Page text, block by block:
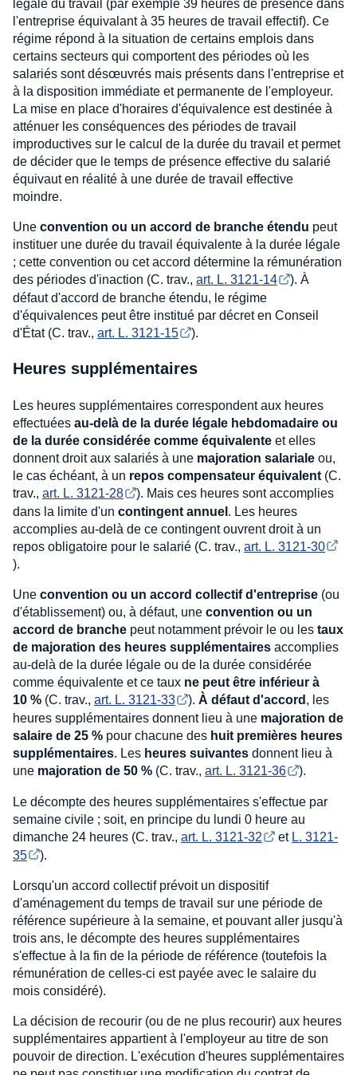
légale du travail (par exemple 39 heures de présence dans
l'entreprise équivalant à 35 heures de travail effectif). Ce
régime répond à la situation de certains emplois dans
certains secteurs qui comportent des périodes où les
salariés sont désœuvrés mais présents dans l'entreprise et
à la disposition immédiate et permanente de l'employeur.
La mise en place d'horaires d'équivalence est destinée à
atténuer les conséquences des périodes de travail
improductives sur le calcul de la durée du travail et permet
de décider que le temps de présence effective du salarié
équivaut en réalité à une durée de travail effective
moindre.
Une convention ou un accord de branche étendu peut
instituer une durée du travail équivalente à la durée légale
; cette convention ou cet accord détermine la rémunération
des périodes d'inaction (C. trav., art. L. 3121-14
). À
défaut d'accord de branche étendu, le régime
d'équivalences peut être institué par décret en Conseil
d'État (C. trav., art. L. 3121-15 ).
Heures supplémentaires
Les heures supplémentaires correspondent aux heures
effectuées au-delà de la durée légale hebdomadaire ou
de la durée considérée comme équivalente et elles
donnent droit aux salariés à une majoration salariale ou,
le cas échéant, à un repos compensateur équivalent (C.
trav., art. L. 3121-28
). Mais ces heures sont accomplies
dans la limite d'un contingent annuel . Les heures
accomplies au-delà de ce contingent ouvrent droit à un
repos obligatoire pour le salarié (C. trav., art. L. 3121-30
).
Une convention ou un accord collectif d'entreprise (ou
d'établissement) ou, à défaut, une convention ou un
accord de branche peut notamment prévoir le ou les taux
de majoration des heures supplémentaires accomplies
au-delà de la durée légale ou de la durée considérée
comme équivalente et ce taux ne peut être inférieur à
10 % (C. trav., art. L. 3121-33 ). À défaut d'accord , les
heures supplémentaires donnent lieu à une majoration de
salaire de 25 % pour chacune des huit premières heures
supplémentaires. Les heures suivantes donnent lieu à
une majoration de 50 % (C. trav., art. L. 3121-36 ).
Le décompte des heures supplémentaires s'effectue par
semaine civile ; soit, en principe du lundi 0 heure au
dimanche 24 heures (C. trav., art. L. 3121-32 et L. 3121-
35
).
Lorsqu'un accord collectif prévoit un dispositif
d'aménagement du temps de travail sur une période de
référence supérieure à la semaine, et pouvant aller jusqu'à
trois ans, le décompte des heures supplémentaires
s'effectue à la fin de la période de référence (toutefois la
rémunération de celles-ci est payée avec le salaire du
mois considéré).
La décision de recourir (ou de ne plus recourir) aux heures
supplémentaires appartient à l'employeur au titre de son
pouvoir de direction. L'exécution d'heures supplémentaires